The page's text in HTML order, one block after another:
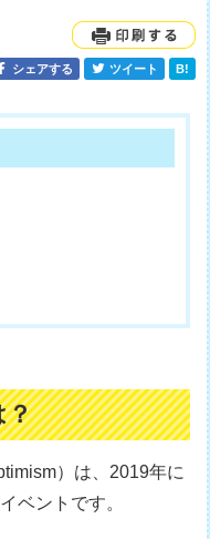
シェアする ツイート B!
？
）は、2019年に
ベントです。